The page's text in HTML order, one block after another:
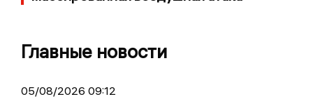
Главные новости
05/08/2026 09:12